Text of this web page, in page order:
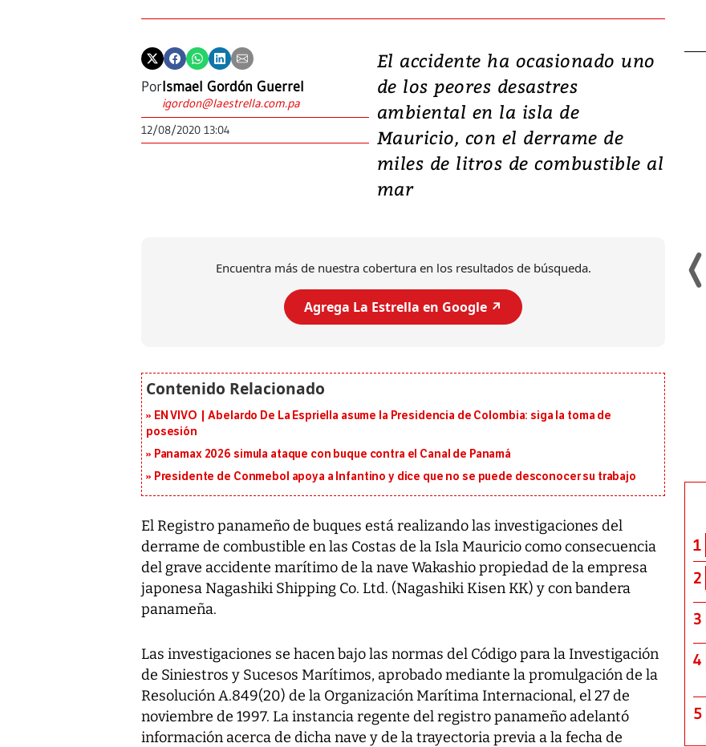
PorIsmael Gordón Guerrel
igordon@laestrella.com.pa
12/08/2020 13:04
El accidente ha ocasionado uno
de los peores desastres
ambiental en la isla de
Mauricio, con el derrame de
miles de litros de combustible al
mar
Encuentra más de nuestra cobertura en los resultados de búsqueda.
Agrega La Estrella en Google ↗️
EN VIVO | Abelardo De La Espriella asume la Presidencia de Colombia: siga la toma de
posesión
Panamax 2026 simula ataque con buque contra el Canal de Panamá
Presidente de Conmebol apoya a Infantino y dice que no se puede desconocer su trabajo
El Registro panameño de buques está realizando las investigaciones del
derrame de combustible en las Costas de la Isla Mauricio como consecuencia
del grave accidente marítimo de la nave Wakashio propiedad de la empresa
japonesa Nagashiki Shipping Co. Ltd. (Nagashiki Kisen KK) y con bandera
panameña.
Las investigaciones se hacen bajo las normas del Código para la Investigación
de Siniestros y Sucesos Marítimos, aprobado mediante la promulgación de la
Resolución A.849(20) de la Organización Marítima Internacional, el 27 de
noviembre de 1997. La instancia regente del registro panameño adelantó
información acerca de dicha nave y de la trayectoria previa a la fecha de
Video: Lula lanza su
candidatura con
promesas de inversión
en defensa, educación y
tierras raras
presidente de Brasil, Luiz Inácio Lula
1
2
3
4
5